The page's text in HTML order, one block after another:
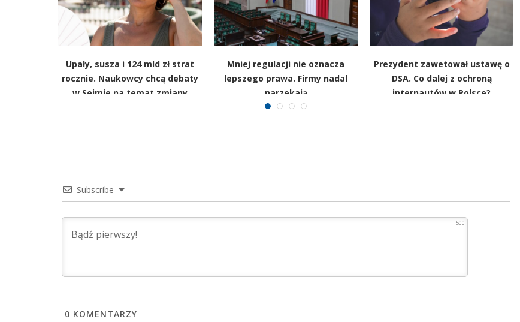
Upały, susza i 124 mld zł strat
rocznie. Naukowcy chcą debaty
w Sejmie na temat zmiany
Mniej regulacji nie oznacza
lepszego prawa. Firmy nadal
narzekają
Prezydent zawetował ustawę o
DSA. Co dalej z ochroną
internautów w Polsce?
Subscribe
500
0 KOMENTARZY